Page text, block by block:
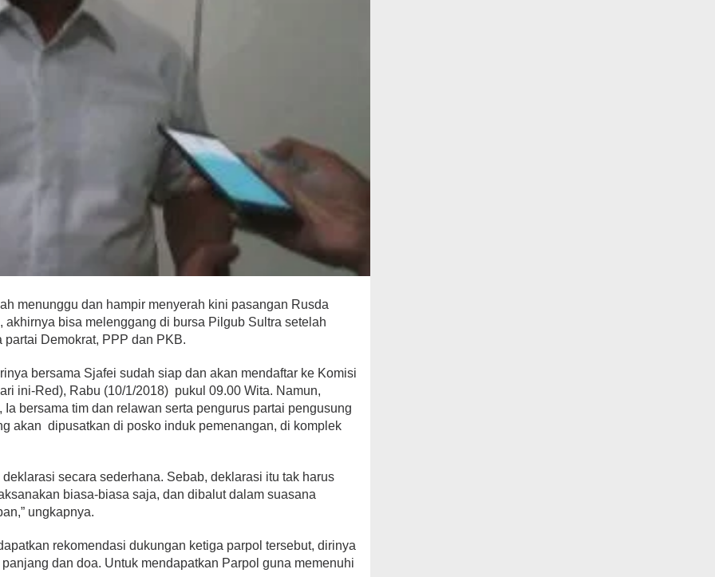
menunggu dan hampir menyerah kini pasangan Rusda
akhirnya bisa melenggang di bursa Pilgub Sultra setelah
Demokrat, PPP dan PKB.
bersama Sjafei sudah siap dan akan mendaftar ke Komisi
ini-Red), Rabu (10/1/2018) pukul 09.00 Wita. Namun,
bersama tim dan relawan serta pengurus partai pengusung
akan dipusatkan di posko induk pemenangan, di komplek
secara sederhana. Sebab, deklarasi itu tak harus
biasa-biasa saja, dan dibalut dalam suasana
ungkapnya.
rekomendasi dukungan ketiga parpol tersebut, dirinya
dan doa. Untuk mendapatkan Parpol guna memenuhi